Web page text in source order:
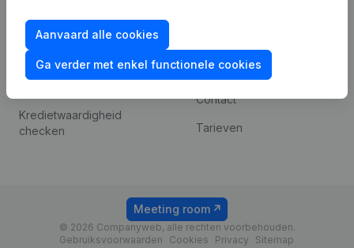
Aanvaard alle cookies
Ga verder met enkel functionele cookies
fraudepreventie
Jaarrekening raadplegen
Kredietwaardigheid
checken
Betalingservaring
Contact
Tarieven
© 2026 Companyweb, alle rechten voorbehouden.
Gebruiksvoorwaarden
Cookies Privacy Sitemap
Meeting room